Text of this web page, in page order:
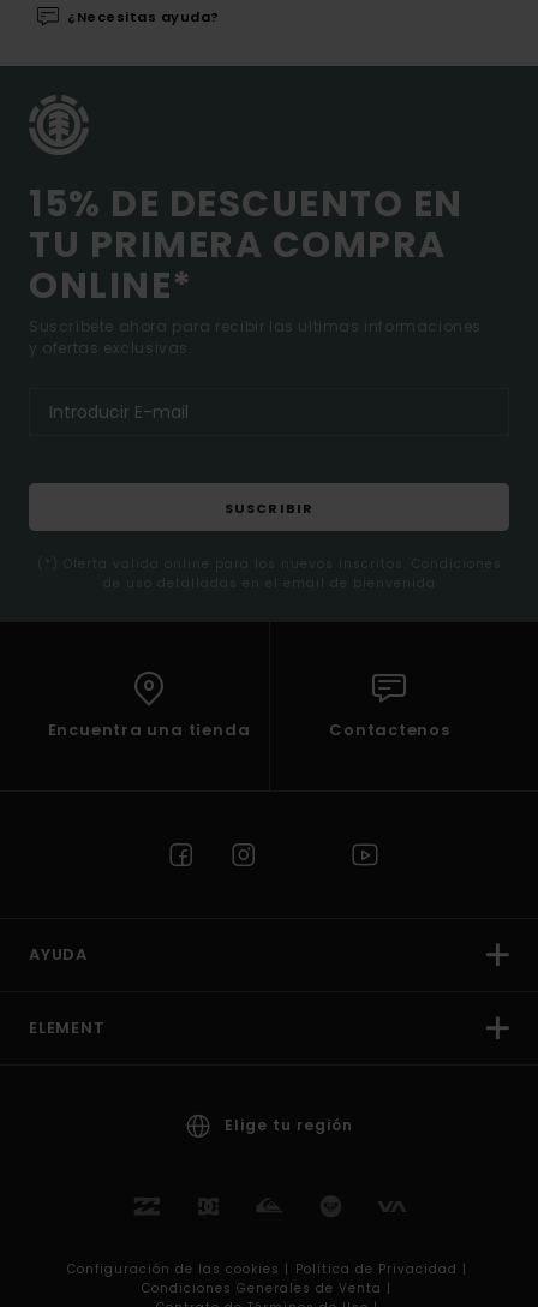
¿Necesitas ayuda?
15% DE DESCUENTO EN
TU PRIMERA COMPRA
ONLINE*
Suscríbete ahora para recibir las ultimas informaciones
y ofertas exclusivas.
SUSCRIBIR
(*) Oferta valida online para los nuevos inscritos. Condiciones
de uso detalladas en el email de bienvenida
Encuentra una tienda Contactenos
AYUDA
ELEMENT
Elige tu región
Configuración de las cookies | Política de Privacidad |
Condiciones Generales de Venta |